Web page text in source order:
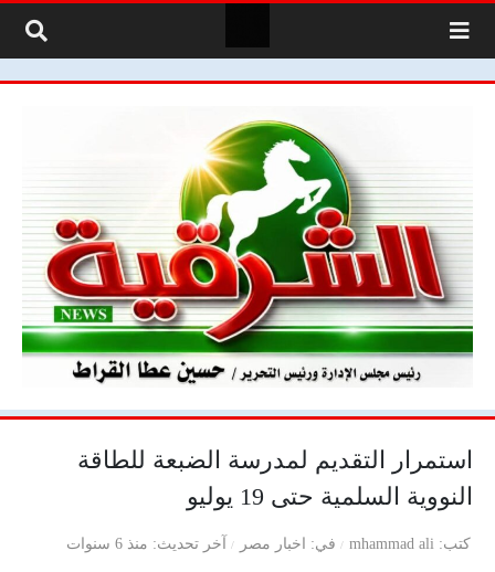
استمرار التقديم لمدرسة الضبعة للطاقة
النووية السلمية حتى 19 يوليو
كتب mhammad ali في اخبار مصر آخر تحديث منذ 6 سنوات